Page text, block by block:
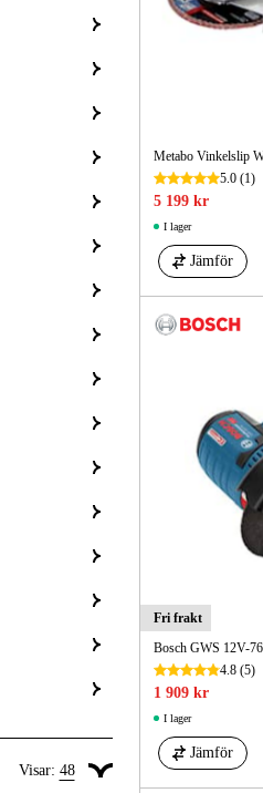
Visar: 48
Metabo Vinkelslip
5.0(1)
5 199 kr
I lager
Jämför
Fri frakt
Bosch GWS 12V-
4.8(5)
1 909 kr
I lager
Jämför